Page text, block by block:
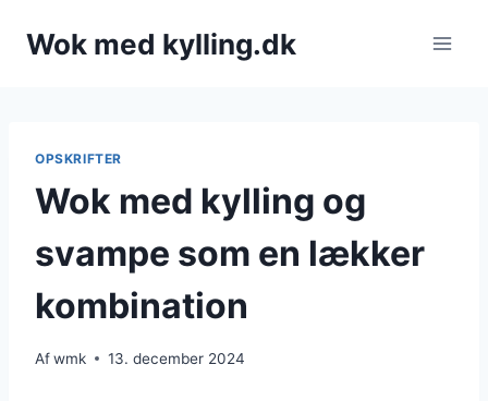
Wok med kylling.dk
OPSKRIFTER
Wok med kylling og
svampe som en lækker
kombination
Afwmk 13. december 2024